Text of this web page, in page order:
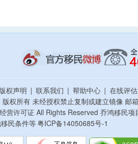
版权声明 | 联系我们 | 帮助中心 | 在线评
权所有 未经授权禁止复制或建立镜像 邮
许可证 All Rights Reserved 乔鸿移民
民条件等粤ICP备14050685号-1